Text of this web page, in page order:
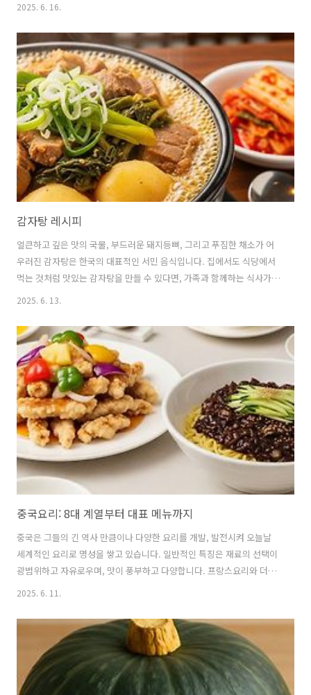
아니, 이름에 담긴 역사와 의미너비아니는 '너붓너붓하게 썰었다'는 의
미에서 유래된 이름으로, 조선시대 궁중에서 즐겨 먹던 고급 요리였습니
다.불고기의 시초라고도 불리는 너비아니는 고구려 시대의 '맥적(貊
炙)'에서 그 기원을 찾을 수 있습니다.맥적은 당시 유목민족이었던 고구
려인들이 돼지고기를 양념에 재워 불에 구워 먹던 음식으로,이것이 고려
시대를 거쳐 조선..
2025. 6. 16.
감자탕 레시피
얼큰하고 깊은 맛의 국물, 부드러운 돼지등뼈, 그리고 푸짐한 채소가 어
우러진 감자탕은 한국의 대표적인 서민 음식입니다. 집에서도 식당에서
먹는 것처럼 맛있는 감자탕을 만들 수 있다면, 가족과 함께하는 식사가
자탕이란 무엇인가요?감자탕은 돼지등뼈를 주재료로 하여 감자, 시래기,
깻잎 등 다양한 채소와 양념을 넣어 끓인 한국 전통 요리입니다.이름에
‘감자’가 들어가지만, 감자탕의 기원은 감자와는 무관하다는 설이 지배
적입니다.한 가지 설은 돼지등뼈의 척수를 ‘감자’라고 불렀기 때문이고,
또 다른 설은 등뼈의 특정 부위를 ‘감자뼈’라 부르며 이 부분으로 요리를
..
2025. 6. 13.
중국요리: 8대 계열부터 대표 메뉴까지
중국은 그들의 긴 역사 만큼이나 다양한 요리를 개발, 발전시켜 오늘날
세계적인 요리로 명성을 쌓고 있습니다. 일반적인 특징은 재료의 선택이
광범위하고 자유로우며, 맛이 풍부하고 다양합니다. 프랑스요리와 더불
어 세계 2대 요리로 꼽히고 있는 중국요리는 그 종류가 매우 다양하여, 중
식들을 다 맛보는 것"이라고 말할 정도입니다. 1. 중국요리의 역사와 발
전 과정 🍜 중국요리가 세계적인 음식이 된 배경중국의 오랜 역사와 함께
중국요리 또한 발전해 왔습니다.중국 이외의 음식재료, 조미료를 받아들
여 각 지방의 음식재료와 함께 발전시켜온 것이 오늘날의 중국요리 및 중
화요리입니다.중국요리가 오늘날 세계적인 인기를 얻게 된 것은 중국의
2025. 6. 11.